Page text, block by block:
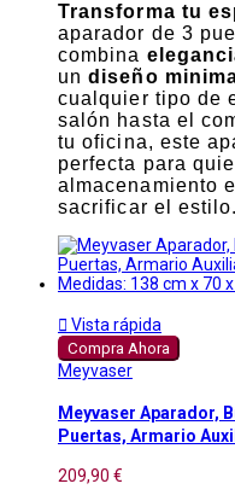
Transforma tu
aparador de 3
combina
undiseño
cualquier tipo de
salón hasta el
tu oficina, este
perfecta para
almacenamiento
sacrificar el estilo.
 Vista rápida
Compra Ahora
Meyvaser
Meyvaser Aparador,
Puertas, Armario
209,90 €